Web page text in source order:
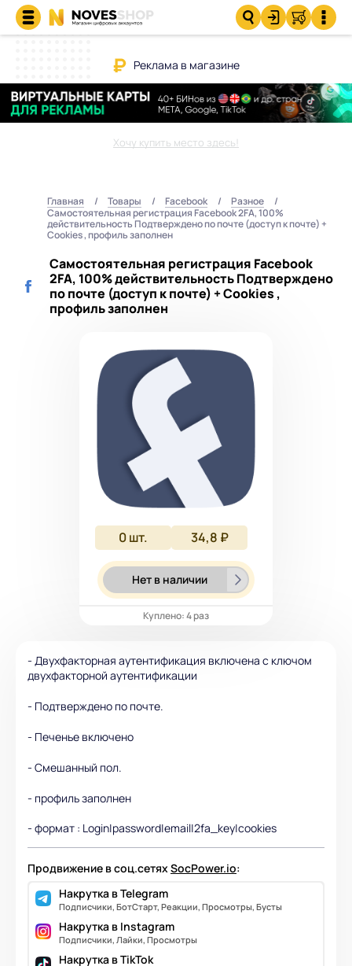
Реклама в магазине
Хочу купить место здесь!
Главная Товары Facebook
Разное
Самостоятельная регистрация Facebook 2FA, 100%
действительность Подтверждено по почте (доступ к почте) +
Cookies , профиль заполнен
Самостоятельная регистрация Facebook
2FA, 100% действительность Подтверждено
по почте (доступ к почте) + Cookies ,
профиль заполнен
0шт. 34,8 ₽
Нет в наличии
Куплено: 4 раз
- Двухфакторная аутентификация включена с ключом
двухфакторной аутентификации
- Подтверждено по почте.
- Печенье включено
- Смешанный пол.
- профиль заполнен
- формат : Login|password|email|2fa_key|cookies
Продвижение в соц.сетяхSocPower.io:
Накрутка в Telegram
Подписчики, БотСтарт, Реакции, Просмотры, Бусты
Накрутка в Instagram
Подписчики, Лайки, Просмотры
Накрутка в TikTok